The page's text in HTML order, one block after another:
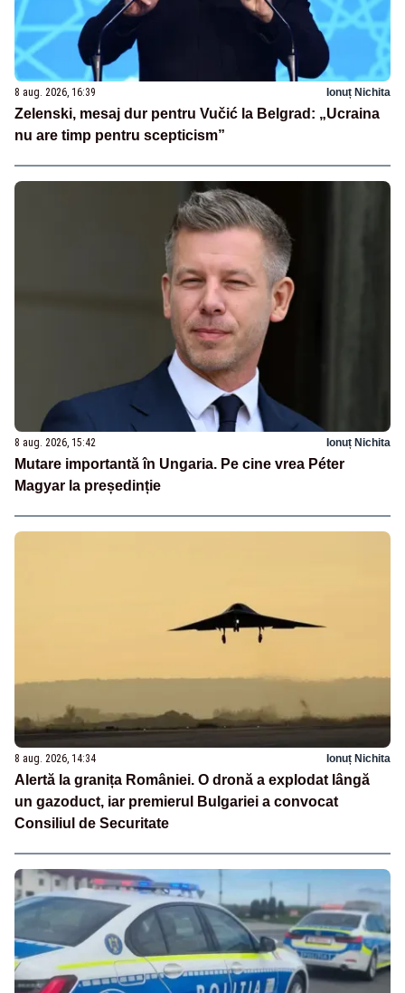
8 aug. 2026, 16:39 Ionuț Nichita
Zelenski, mesaj dur pentru Vučić la Belgrad: „Ucraina
nu are timp pentru scepticism”
8 aug. 2026, 15:42 Ionuț Nichita
Mutare importantă în Ungaria. Pe cine vrea Péter
Magyar la președinție
8 aug. 2026, 14:34 Ionuț Nichita
Alertă la granița României. O dronă a explodat lângă
un gazoduct, iar premierul Bulgariei a convocat
Consiliul de Securitate